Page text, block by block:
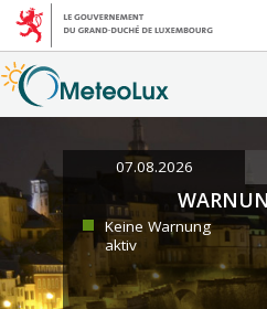
07.08.2026
Keine Warnung
aktiv